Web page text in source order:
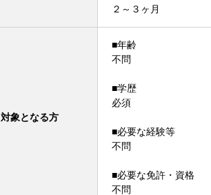
２～３ヶ月
対象となる方
■年齢
不問
■学歴
必須
■必要な経験等
不問
■必要な免許・資格
不問